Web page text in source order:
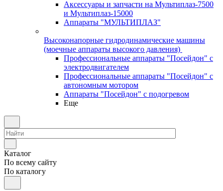
Аксессуары и запчасти на Мультиплаз-7500
и Мультиплаз-15000
Аппараты "МУЛЬТИПЛАЗ"
Высоконапорные гидродинамические машины
(моечные аппараты высокого давления)
Профессиональные аппараты "Посейдон" с
электродвигателем
Профессиональные аппараты "Посейдон" с
автономным мотором
Аппараты "Посейдон" с подогревом
Еще
Каталог
По всему сайту
По каталогу